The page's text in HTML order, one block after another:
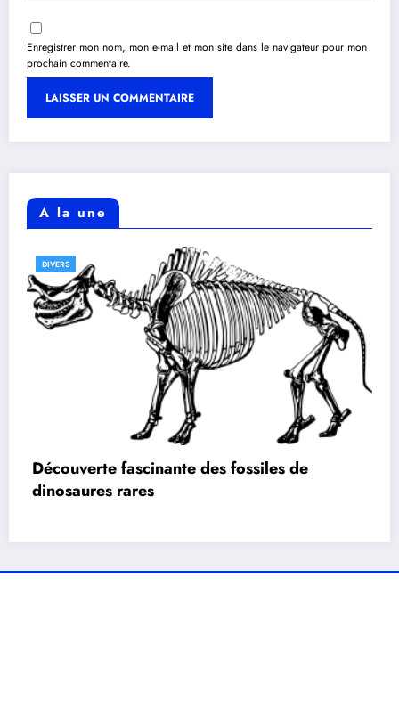
Enregistrer mon nom, mon e-mail et mon site dans le navigateur pour mon
prochain commentaire.
A la une
DIVERS
Découverte fascinante des fossiles de
dinosaures rares